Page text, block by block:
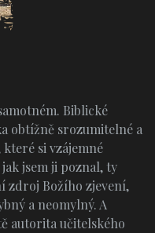
Biblické
obtížně srozumitelné a
si vzájemné
jsem ji poznal, ty
zdroj Božího zjevení,
a neomylný. A
autorita učitelského